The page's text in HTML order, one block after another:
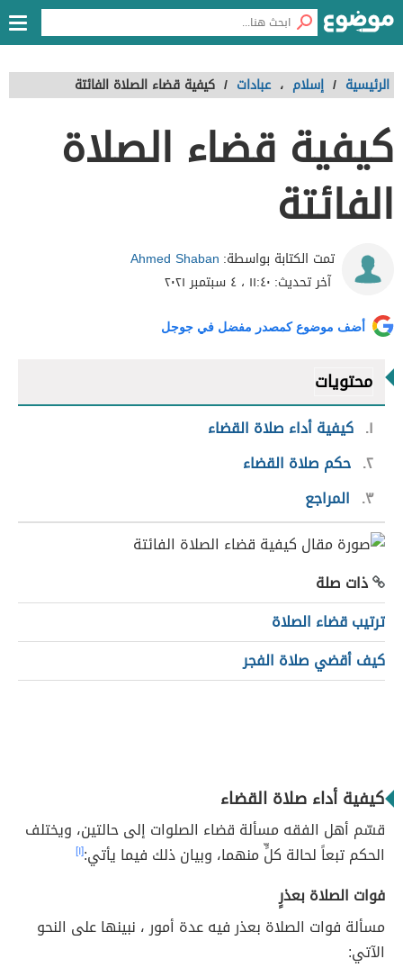
الرئيسية / إسلام ، عبادات / كيفية قضاء الصلاة الفائتة
كيفية قضاء الصلاة
الفائتة
تمت الكتابة بواسطة: Ahmed Shaban
آخر تحديث: ١١:٤٠ ، ٤ سبتمبر ٢٠٢١
أضف موضوع كمصدر مفضل في جوجل
محتويات
١ كيفية أداء صلاة القضاء
٢ حكم صلاة القضاء
٣
المراجع
ذات صلة
ترتيب قضاء الصلاة
كيف أقضي صلاة الفجر
كيفية أداء صلاة القضاء
قسّم أهل الفقه مسألة قضاء الصلوات إلى حالتين، ويختلف
الحكم تبعاً لحالة كلٍّ منهما، وبيان ذلك فيما يأتي:[١]
فوات الصلاة بعذرٍ
مسألة فوات الصلاة بعذر فيه عدة أمور ، نبينها على النحو
الآتي: